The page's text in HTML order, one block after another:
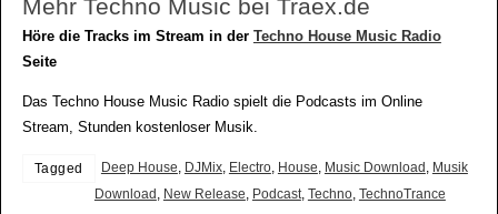
Mehr Techno Music bei Traex.de
Höre die Tracks im Stream in der Techno House Music Radio
Seite
Das Techno House Music Radio spielt die Podcasts im Online
Stream, Stunden kostenloser Musik.
Tagged Deep House, DJMix, Electro, House, Music Download , Musik
Download , New Release, Podcast, Techno, TechnoTrance